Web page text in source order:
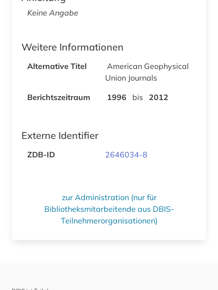
Keine Angabe
Weitere Informationen
Alternative Titel
American Geophysical
Union Journals
Berichtszeitraum
1996 bis 2012
Externe Identifier
ZDB-ID 2646034-8
zur Administration (nur für
Bibliotheksmitarbeitende aus DBIS-
Teilnehmerorganisationen)